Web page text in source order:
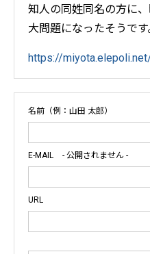
知人の同姓同名の方に、
大問題になったそうです
https://
名前（例：山田 太郎）
E-MAIL - 公開されません -
URL